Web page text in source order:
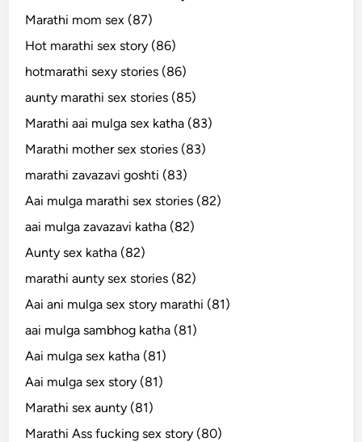
Marathi mom sex (87)
Hot marathi sex story (86)
hotmarathi sexy stories (86)
aunty marathi sex stories (85)
Marathi aai mulga sex katha (83)
Marathi mother sex stories (83)
marathi zavazavi goshti (83)
Aai mulga marathi sex stories (82)
aai mulga zavazavi katha (82)
Aunty sex katha (82)
marathi aunty sex stories (82)
Aai ani mulga sex story marathi (81)
aai mulga sambhog katha (81)
Aai mulga sex katha (81)
Aai mulga sex story (81)
Marathi sex aunty (81)
Marathi Ass fucking sex story (80)